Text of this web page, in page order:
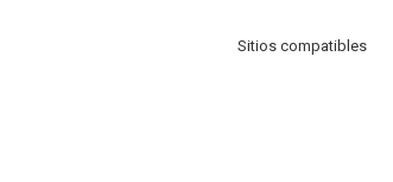
Sitios compatibles